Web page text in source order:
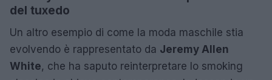
del tuxedo
Un altro esempio di come la moda maschile stia
evolvendo è rappresentato da Jeremy Allen
White, che ha saputo reinterpretare lo smoking